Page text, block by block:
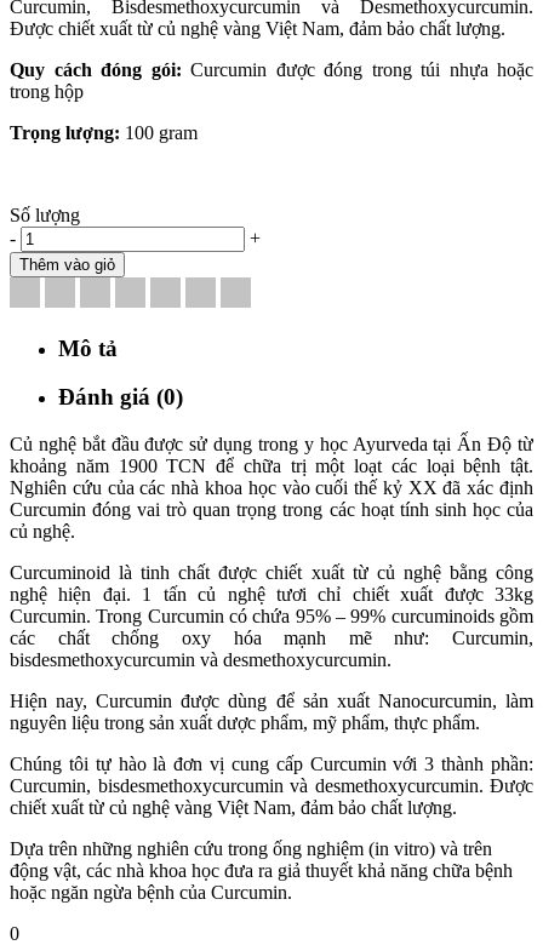
Curcumin, Bisdesmethoxycurcumin và Desmethoxycurcumin.
Được chiết xuất từ củ nghệ vàng Việt Nam, đảm bảo chất lượng.
Quy cách đóng gói: Curcumin được đóng trong túi nhựa hoặc
trong hộp
Trọng lượng: 100 gram
Số lượng
-
+
Thêm vào giỏ
Mô tả
Đánh giá (0)
Củ nghệ bắt đầu được sử dụng trong y học Ayurveda tại Ấn Độ từ
khoảng năm 1900 TCN để chữa trị một loạt các loại bệnh tật.
Nghiên cứu của các nhà khoa học vào cuối thế kỷ XX đã xác định
Curcumin đóng vai trò quan trọng trong các hoạt tính sinh học của
củ nghệ.
Curcuminoid là tinh chất được chiết xuất từ củ nghệ bằng công
nghệ hiện đại. 1 tấn củ nghệ tươi chỉ chiết xuất được 33kg
Curcumin. Trong Curcumin có chứa 95% – 99% curcuminoids gồm
các chất chống oxy hóa mạnh mẽ như: Curcumin,
bisdesmethoxycurcumin và desmethoxycurcumin.
Hiện nay, Curcumin được dùng để sản xuất Nanocurcumin, làm
nguyên liệu trong sản xuất dược phẩm, mỹ phẩm, thực phẩm.
Chúng tôi tự hào là đơn vị cung cấp Curcumin với 3 thành phần:
Curcumin, bisdesmethoxycurcumin và desmethoxycurcumin. Được
chiết xuất từ củ nghệ vàng Việt Nam, đảm bảo chất lượng.
Dựa trên những nghiên cứu trong ống nghiệm (in vitro) và trên
động vật, các nhà khoa học đưa ra giả thuyết khả năng chữa bệnh
hoặc ngăn ngừa bệnh của Curcumin.
0